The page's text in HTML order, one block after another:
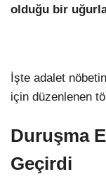
olduğu bir
İşte adalet
için düzenlenen
Duruşma
Geçirdi